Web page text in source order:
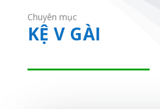
Chuyên mục
KỆ V GÀI